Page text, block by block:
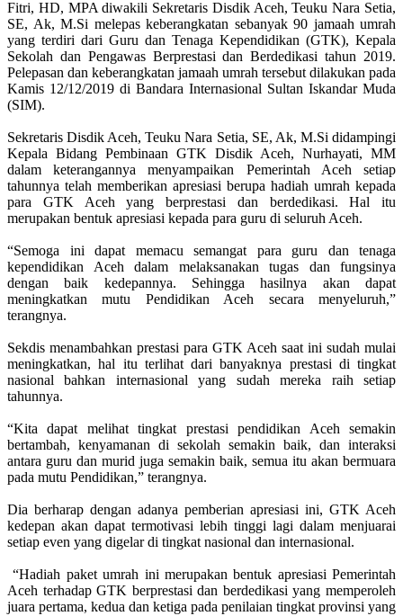
Fitri, HD, MPA diwakili Sekretaris Disdik Aceh, Teuku Nara Setia,
SE, Ak, M.Si melepas keberangkatan sebanyak 90 jamaah umrah
yang terdiri dari Guru dan Tenaga Kependidikan (GTK), Kepala
Sekolah dan Pengawas Berprestasi dan Berdedikasi tahun 2019.
Pelepasan dan keberangkatan jamaah umrah tersebut dilakukan pada
Kamis 12/12/2019 di Bandara Internasional Sultan Iskandar Muda
(SIM).
Sekretaris Disdik Aceh, Teuku Nara Setia, SE, Ak, M.Si didampingi
Kepala Bidang Pembinaan GTK Disdik Aceh, Nurhayati, MM
dalam keterangannya menyampaikan Pemerintah Aceh setiap
tahunnya telah memberikan apresiasi berupa hadiah umrah kepada
para GTK Aceh yang berprestasi dan berdedikasi. Hal itu
merupakan bentuk apresiasi kepada para guru di seluruh Aceh.
“Semoga ini dapat memacu semangat para guru dan tenaga
kependidikan Aceh dalam melaksanakan tugas dan fungsinya
dengan baik kedepannya. Sehingga hasilnya akan dapat
meningkatkan mutu Pendidikan Aceh secara menyeluruh,”
terangnya.
Sekdis menambahkan prestasi para GTK Aceh saat ini sudah mulai
meningkatkan, hal itu terlihat dari banyaknya prestasi di tingkat
nasional bahkan internasional yang sudah mereka raih setiap
tahunnya.
“Kita dapat melihat tingkat prestasi pendidikan Aceh semakin
bertambah, kenyamanan di sekolah semakin baik, dan interaksi
antara guru dan murid juga semakin baik, semua itu akan bermuara
pada mutu Pendidikan,” terangnya.
Dia berharap dengan adanya pemberian apresiasi ini, GTK Aceh
kedepan akan dapat termotivasi lebih tinggi lagi dalam menjuarai
setiap even yang digelar di tingkat nasional dan internasional.
“Hadiah paket umrah ini merupakan bentuk apresiasi Pemerintah
Aceh terhadap GTK berprestasi dan berdedikasi yang memperoleh
juara pertama, kedua dan ketiga pada penilaian tingkat provinsi yang